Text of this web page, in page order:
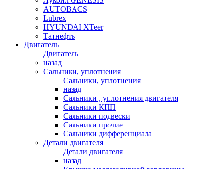
AUTOBACS
Lubrex
HYUNDAI XTeer
Татнефть
Двигатель
Двигатель
назад
Сальники, уплотнения
Сальники, уплотнения
назад
Сальники , уплотнения двигателя
Сальники КПП
Сальники подвески
Сальники прочие
Сальники дифференциала
Детали двигателя
Детали двигателя
назад